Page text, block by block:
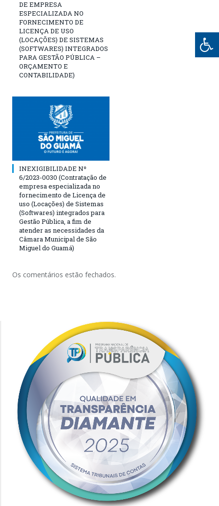
DE EMPRESA
ESPECIALIZADA NO
FORNECIMENTO DE
LICENÇA DE USO
(LOCAÇÕES) DE SISTEMAS
(SOFTWARES) INTEGRADOS
PARA GESTÃO PÚBLICA –
ORÇAMENTO E
CONTABILIDADE)
INEXIGIBILIDADE Nº
6/2023-0030 (Contratação de
empresa especializada no
fornecimento de Licença de
uso (Locações) de Sistemas
(Softwares) integrados para
Gestão Pública, a fim de
atender as necessidades da
Câmara Municipal de São
Miguel do Guamá)
Os comentários estão fechados.